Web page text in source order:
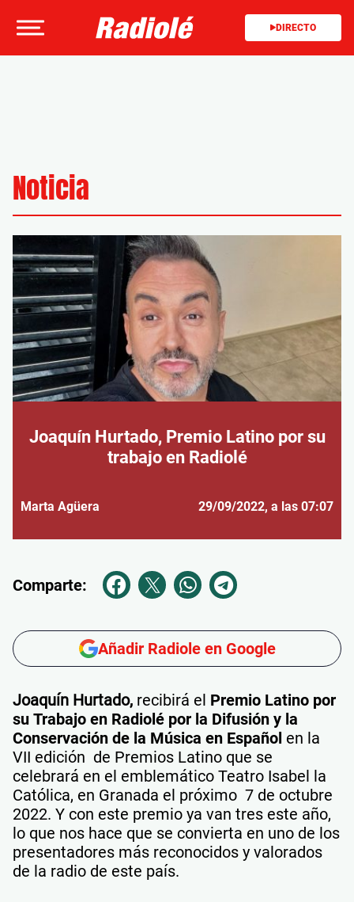
DIRECTO
Noticia
Joaquín Hurtado, Premio Latino por su
trabajo en Radiolé
Marta Agüera 29/09/2022, a las 07:07
Comparte:
Añadir Radiole en Google
Joaquín Hurtado, recibirá el Premio Latino por
su Trabajo en Radiolé por la Difusión y la
Conservación de la Música en Español en la
VII edición de Premios Latino que se
celebrará en el emblemático Teatro Isabel la
Católica, en Granada el próximo 7 de octubre
2022. Y con este premio ya van tres este año,
lo que nos hace que se convierta en uno de los
presentadores más reconocidos y valorados
de la radio de este país.